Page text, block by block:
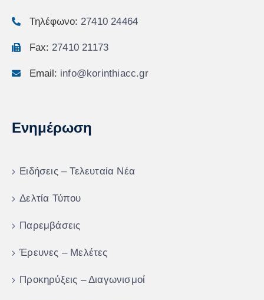
Τηλέφωνο: 27410 24464
Fax: 27410 21173
Email: info@korinthiacc.gr
Ενημέρωση
Ειδήσεις – Τελευταία Νέα
Δελτία Τύπου
Παρεμβάσεις
Έρευνες – Μελέτες
Προκηρύξεις – Διαγωνισμοί